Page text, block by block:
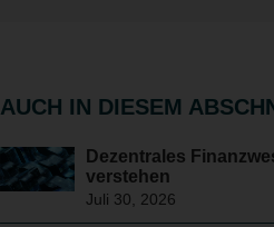
AUCH IN DIESEM
Dezentrales
verstehen
Juli 30, 2026